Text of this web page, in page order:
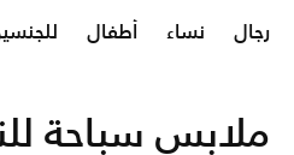
رجال نساء أطفال
ملابس سباحة